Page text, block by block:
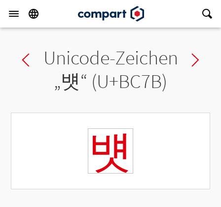
Previous char
Unicode-Zeichen
„뱻“ (U+BC7B)
뱻